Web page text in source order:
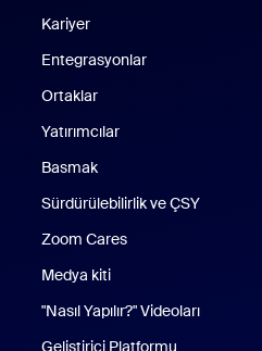
Kariyer
Entegrasyonlar
Ortaklar
Yatırımcılar
Basmak
Sürdürülebilirlik ve ÇSY
Zoom Cares
Medya kiti
"Nasıl Yapılır?" Videoları
Geliştirici Platformu